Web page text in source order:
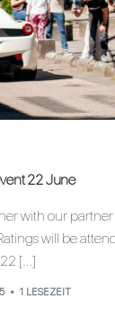
22 June
with our
will be
[…]
1 LESEZEIT